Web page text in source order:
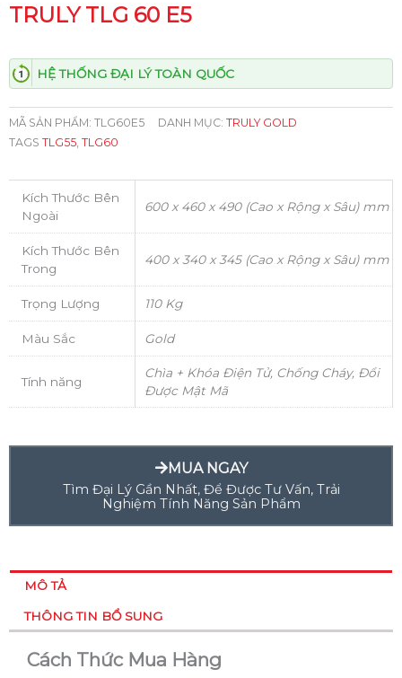
TRULY TLG 60 E5
HỆ THỐNG ĐẠI LÝ TOÀN QUỐC
MÃ SẢN PHẨM: TLG60E5 DANH MỤC: TRULY GOLD
TAGS TLG55, TLG60
Kích Thước Bên
Ngoài
600 x 460 x 490 (Cao x Rộng x Sâu) mm
Kích Thước Bên
Trong
400 x 340 x 345 (Cao x Rộng x Sâu) mm
Trọng Lượng 110 Kg
Màu Sắc Gold
Tính năng
Chìa + Khóa Điện Tử, Chống Cháy, Đổi
Được Mật Mã
MUA NGAY
Tìm Đại Lý Gần Nhất, Để Được Tư Vấn, Trải
Nghiệm Tính Năng Sản Phẩm
MÔ TẢ
THÔNG TIN BỔ SUNG
Cách Thức Mua Hàng